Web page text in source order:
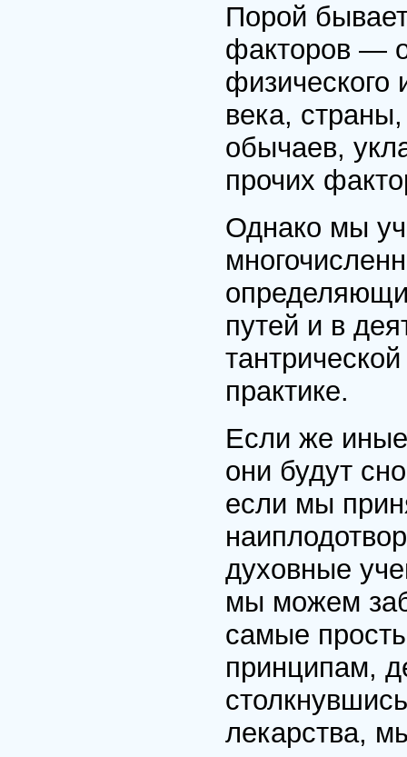
Порой
факторов —
физического
века,
обычаев,
прочих
Однако мы
путей и в
практике.
Если же
они будут
если мы
духовные
мы можем
самые
принципам,
лекарства,